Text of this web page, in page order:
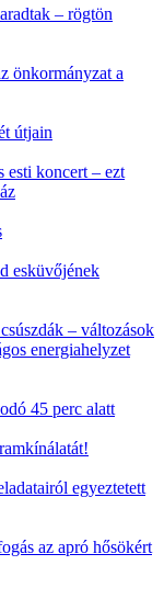
– rögtön
önkormányzat a
útjain
esti koncert – ezt
esküvőjének
– változások
energiahelyzet
45 perc alatt
egyeztetett
az apró hősökért